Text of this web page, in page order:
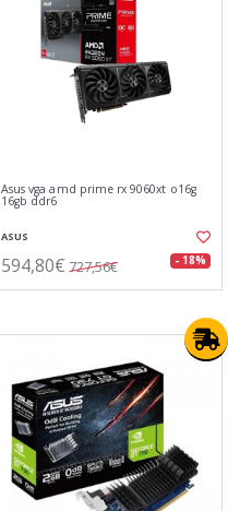
Asus vga amd prime rx 9060xt o16g
16gb ddr6
ASUS
594,80€ 727,56€ - 18%